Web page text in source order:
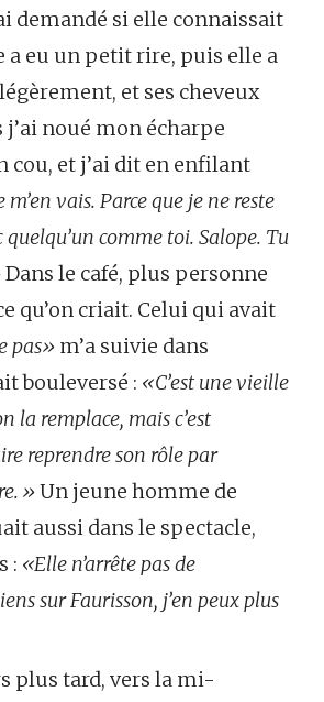
demandé si elle connaissait
a eu un petit rire, puis elle a
et ses cheveux
noué mon écharpe
cou, et j’ai dit en enfilant
m’en vais. Parce que je ne reste
quelqu’un comme toi. Salope. Tu
Dans le café, plus personne
qu’on criait. Celui qui avait
pas» m’a suivie dans
bouleversé : «C’est une vieille
la remplace, mais c’est
reprendre son rôle par
Un jeune homme de
aussi dans le spectacle,
: «Elle n’arrête pas de
sur Faurisson, j’en peux plus
plus tard, vers la mi-